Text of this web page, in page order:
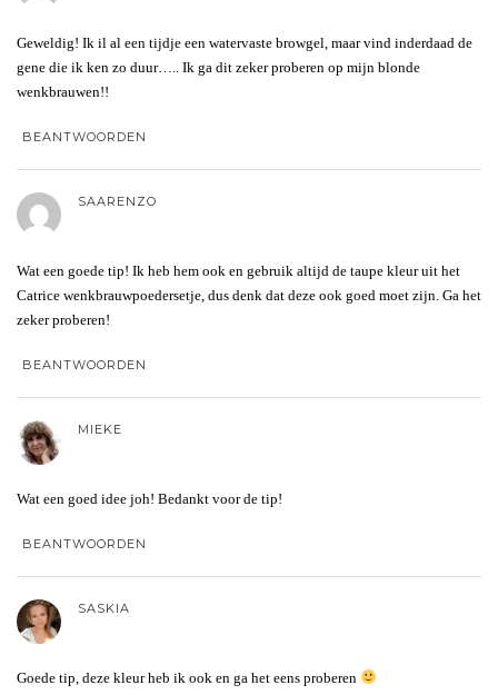
Geweldig! Ik il al een tijdje een watervaste browgel, maar vind inderdaad de
gene die ik ken zo duur….. Ik ga dit zeker proberen op mijn blonde
wenkbrauwen!!
BEANTWOORDEN
SAARENZO
Wat een goede tip! Ik heb hem ook en gebruik altijd de taupe kleur uit het
Catrice wenkbrauwpoedersetje, dus denk dat deze ook goed moet zijn. Ga het
zeker proberen!
BEANTWOORDEN
MIEKE
Wat een goed idee joh! Bedankt voor de tip!
BEANTWOORDEN
SASKIA
Goede tip, deze kleur heb ik ook en ga het eens proberen